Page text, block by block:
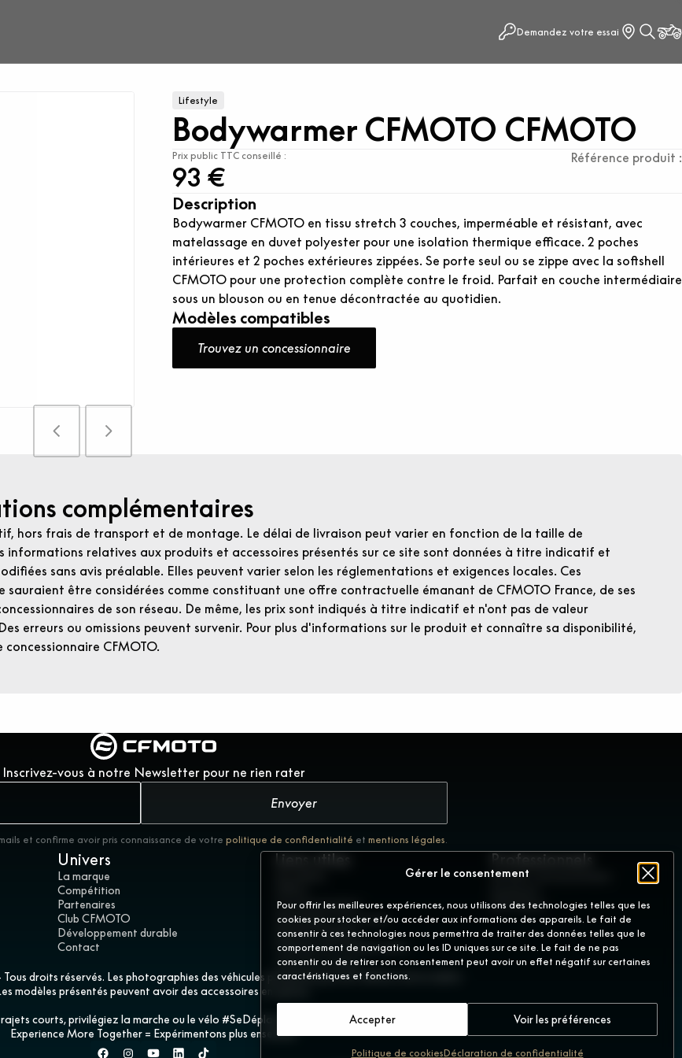
Gérer le consentement
Pour offrir les meilleures expériences, nous utilisons des technologies telles que les
cookies pour stocker et/ou accéder aux informations des appareils. Le fait de
consentir à ces technologies nous permettra de traiter des données telles que le
comportement de navigation ou les ID uniques sur ce site. Le fait de ne pas
consentir ou de retirer son consentement peut avoir un effet négatif sur certaines
caractéristiques et fonctions.
Accepter Voir les préférences
Politique de cookiesDéclaration de confidentialité
Demandez votre essai
Lifestyle
Bodywarmer CFMOTO CFMOTO
Prix public TTC conseillé :
93 €
Référence produit :
Description
Bodywarmer CFMOTO en tissu stretch 3 couches, imperméable et résistant, avec
matelassage en duvet polyester pour une isolation thermique efficace. 2 poches
intérieures et 2 poches extérieures zippées. Se porte seul ou se zippe avec la softshell
CFMOTO pour une protection complète contre le froid. Parfait en couche intermédiaire
sous un blouson ou en tenue décontractée au quotidien.
Modèles compatibles
Trouvez un concessionnaire
complémentaires
hors frais de transport et de montage. Le délai de livraison peut varier en fonction de la taille de
informations relatives aux produits et accessoires présentés sur ce site sont données à titre indicatif et
sans avis préalable. Elles peuvent varier selon les réglementations et exigences locales. Ces
sauraient être considérées comme constituant une offre contractuelle émanant de CFMOTO France, de ses
de son réseau. De même, les prix sont indiqués à titre indicatif et n'ont pas de valeur
erreurs ou omissions peuvent survenir. Pour plus d'informations sur le produit et connaître sa disponibilité,
CFMOTO.
Inscrivez-vous à notre Newsletter pour ne rien rater
Envoyer
et confirme avoir pris connaissance de votre politique de confidentialité et mentions légales
Univers
La marque
Compétition
Partenaires
Club CFMOTO
Développement durable
Contact
Liens utiles
Concessionnaires
Demandez votre essai
Mentions légales
Politique de confidentialité
Gérer les cookies
Professionnels
Devenir concessionnaire
GD France
droits réservés. Les photographies des véhicules présentés peuvent différer de la réalité.
modèles présentés peuvent avoir des accessoires en option.
courts, privilégiez la marche ou le vélo #SeDéplacerMoinsPolluer
Experience More Together = Expérimentons plus ensemble